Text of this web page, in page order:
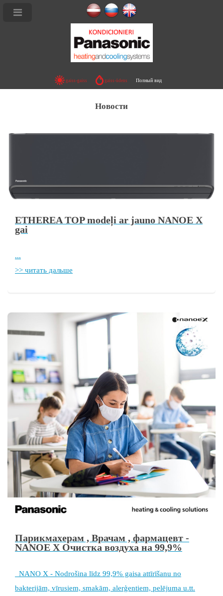
gaiss-gaiss gaiss-ūdens Полный вид
Новости
ETHEREA TOP modeļi ar jauno NANOE X
gai
...
>> читать дальше
Парикмахерам , Врачам , фармацевт -
NANOE X Очистка воздуха на 99,9%
NANO X - Nodrošina līdz 99,9% gaisa attīrīšanu no
bakterijām, vīrusiem, smakām, alerģentiem, pelējuma u.tt.